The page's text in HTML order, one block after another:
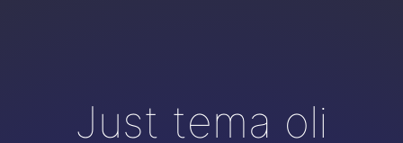
Just tema oli